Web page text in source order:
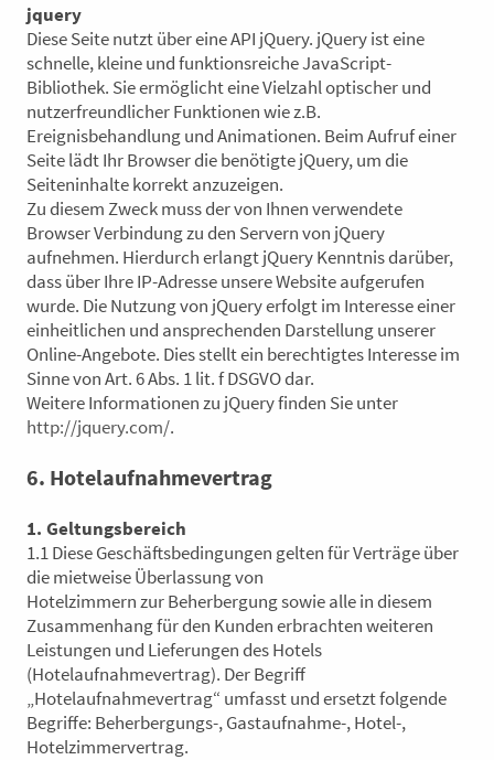
jquery
Diese Seite nutzt über eine API jQuery. jQuery ist eine
schnelle, kleine und funktionsreiche JavaScript-
Bibliothek. Sie ermöglicht eine Vielzahl optischer und
nutzerfreundlicher Funktionen wie z.B.
Ereignisbehandlung und Animationen. Beim Aufruf einer
Seite lädt Ihr Browser die benötigte jQuery, um die
Seiteninhalte korrekt anzuzeigen.
Zu diesem Zweck muss der von Ihnen verwendete
Browser Verbindung zu den Servern von jQuery
aufnehmen. Hierdurch erlangt jQuery Kenntnis darüber,
dass über Ihre IP-Adresse unsere Website aufgerufen
wurde. Die Nutzung von jQuery erfolgt im Interesse einer
einheitlichen und ansprechenden Darstellung unserer
Online-Angebote. Dies stellt ein berechtigtes Interesse im
Sinne von Art. 6 Abs. 1 lit. f DSGVO dar.
Weitere Informationen zu jQuery finden Sie unter
http://jquery.com/.
6. Hotelaufnahmevertrag
1. Geltungsbereich
1.1 Diese Geschäftsbedingungen gelten für Verträge über
die mietweise Überlassung von
Hotelzimmern zur Beherbergung sowie alle in diesem
Zusammenhang für den Kunden erbrachten weiteren
Leistungen und Lieferungen des Hotels
(Hotelaufnahmevertrag). Der Begriff
„Hotelaufnahmevertrag“ umfasst und ersetzt folgende
Begriffe: Beherbergungs-, Gastaufnahme-, Hotel-,
Hotelzimmervertrag.